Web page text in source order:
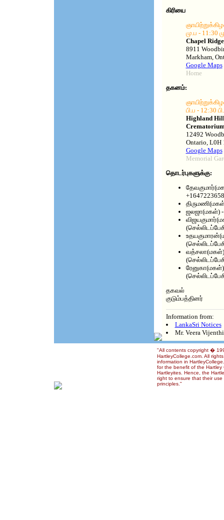
கிரியை
மு.ப - 11:30
Chapel
8911
Markham,
Google Maps
Home
தகனம்:
பி.ப - 12:30
Highland
12492
Ontario, L0H
Google Maps
Memorial
தொடர்புகளுக்கு:
ஜலஜா(மகள்)
வத்சலா(மகள்)
தகவல்
குடும்பத்தினர்
Information from:
LankaSri Notices
Mr. Veera
"All contents copyright �
HartleyCollege.com. All
information in
for the benefit of the Hartley
Hartleyites. Hence, the
right to ensure that their
principles."